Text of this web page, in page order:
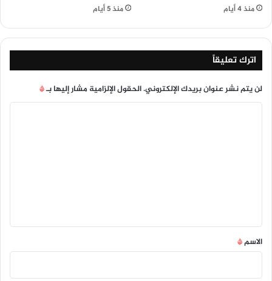
منذ 4 أيام منذ 5 أيام
اترك تعليقاً
لن يتم نشر عنوان بريدك الإلكتروني.الحقول الإلزامية مشار إليها بـ*
*
الاسم*